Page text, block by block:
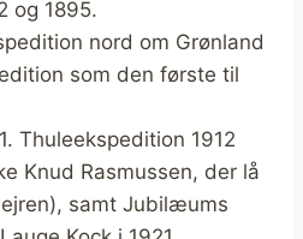
og 1895.
nord om Grønland
som den første til
Thuleekspedition 1912
Knud Rasmussen, der lå
samt Jubilæums